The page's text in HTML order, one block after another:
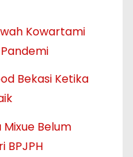
Kowartami
Bekasi Ketika
Belum
BPJPH